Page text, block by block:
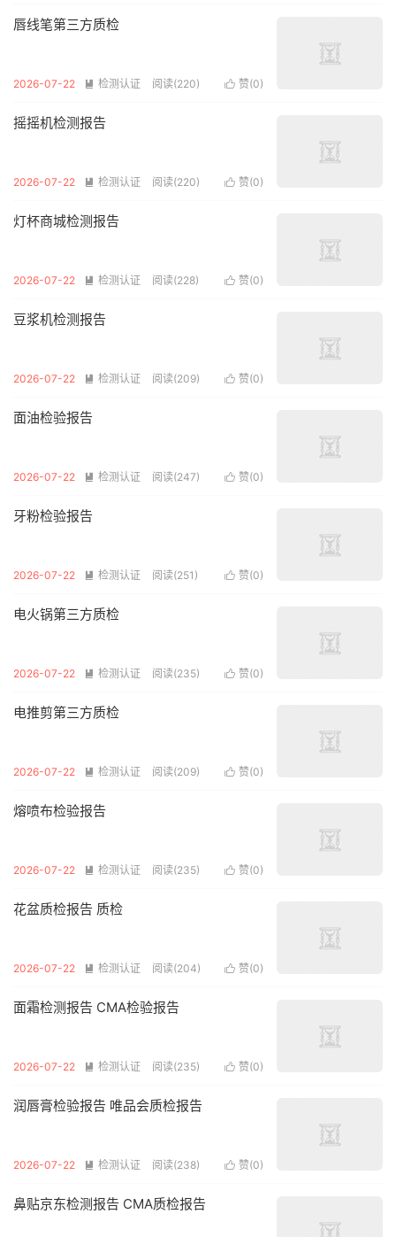
唇线笔第三方质检
 赞(0)
2026-07-22  检测认证 阅读(220)
摇摇机检测报告
 赞(0)
2026-07-22  检测认证 阅读(220)
灯杯商城检测报告
 赞(0)
2026-07-22  检测认证 阅读(228)
豆浆机检测报告
 赞(0)
2026-07-22  检测认证 阅读(209)
面油检验报告
 赞(0)
2026-07-22  检测认证 阅读(247)
牙粉检验报告
 赞(0)
2026-07-22  检测认证 阅读(251)
电火锅第三方质检
 赞(0)
2026-07-22  检测认证 阅读(235)
电推剪第三方质检
 赞(0)
2026-07-22  检测认证 阅读(209)
熔喷布检验报告
 赞(0)
2026-07-22  检测认证 阅读(235)
花盆质检报告 质检
 赞(0)
2026-07-22  检测认证 阅读(204)
面霜检测报告 CMA检验报告
 赞(0)
2026-07-22  检测认证 阅读(235)
润唇膏检验报告 唯品会质检报告
 赞(0)
2026-07-22  检测认证 阅读(238)
鼻贴京东检测报告 CMA质检报告